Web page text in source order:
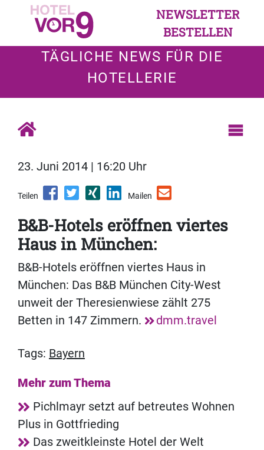
NEWSLETTER
BESTELLEN
TÄGLICHE NEWS FÜR DIE
HOTELLERIE
23. Juni 2014 | 16:20 Uhr
Teilen Mailen
B&B-Hotels eröffnen viertes
Haus in München:
B&B-Hotels eröffnen viertes Haus in
München: Das B&B München City-West
unweit der Theresienwiese zählt 275
Betten in 147 Zimmern.
dmm.travel
Tags: Bayern
Mehr zum Thema
Pichlmayr setzt auf betreutes Wohnen
Plus in Gottfrieding
Das zweitkleinste Hotel der Welt